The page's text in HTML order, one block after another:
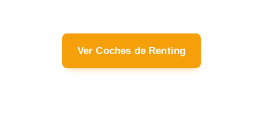
Ver Coches de Renting